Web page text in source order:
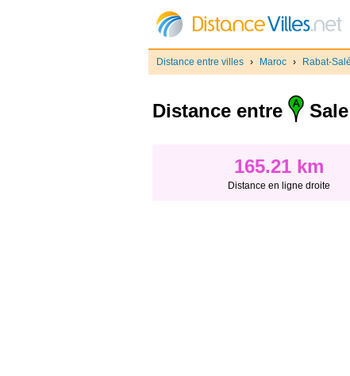
Distance entre villes › Maroc › Rabat-
Distance entre
165.21 km
Distance en ligne droite